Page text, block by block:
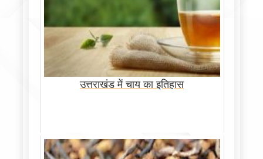
उत्तराखंड में चाय का इतिहास